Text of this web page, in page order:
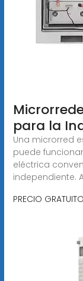
para la
Una microrred
puede
eléctrica
independiente.
PRECIO GRATUITO